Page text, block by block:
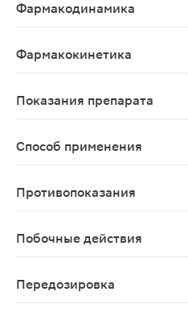
Фармакодинамика
Фармакокинетика
Показания препарата
Способ применения
Противопоказания
Побочные действия
Передозировка